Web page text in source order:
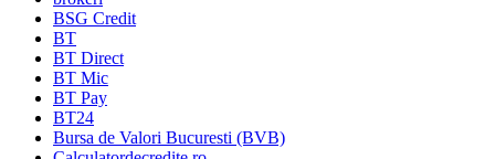
BSG Credit
BT
BT Direct
BT Mic
BT Pay
BT24
Bursa de Valori Bucuresti (BVB)